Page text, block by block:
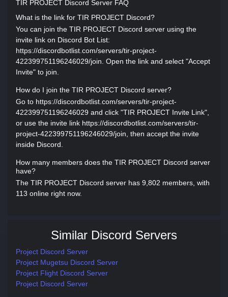
TIR PROJECT Discord Server FAQ
What is the link for TIR PROJECT Discord?
You can join the TIR PROJECT Discord server using the
invite link on Discord Bot List:
https://discordbotlist.com/servers/tir-project-
422399751196246029/join. Open the link and select "Accept
Invite" to join.
How do I join the TIR PROJECT Discord server?
Go to https://discordbotlist.com/servers/tir-project-
422399751196246029 and click "TIR PROJECT Invite Link",
or use the invite link https://discordbotlist.com/servers/tir-
project-422399751196246029/join, then accept the invite
inside Discord.
How many members does the TIR PROJECT Discord server
have?
The TIR PROJECT Discord server has 9,802 members, with
113 online right now.
Similar Discord Servers
Project Discord Server
Project Mugetsu Discord Server
Project Flight Discord Server
Project Discord Server